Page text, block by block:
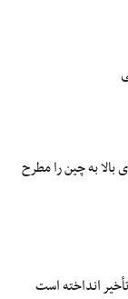
بالا به چین را مطرح
انداخته است